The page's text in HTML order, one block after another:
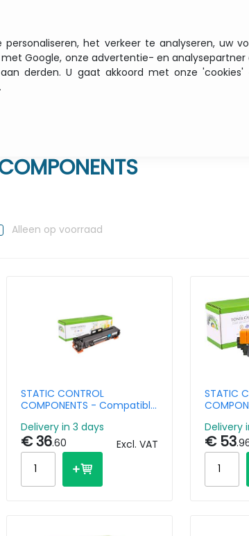
Alleen op voorraad
STATIC CONTROL
COMPONENTS - Compatible
Cyan High Capacity
Delivery in 3 days
€ 36.60 Excl. VAT
STATIC
CE271A/
Cyan
Delivery
€ 53
het verkeer te analyseren, uw
Google, onze advertentie- en
derden. U gaat akkoord met onze
.